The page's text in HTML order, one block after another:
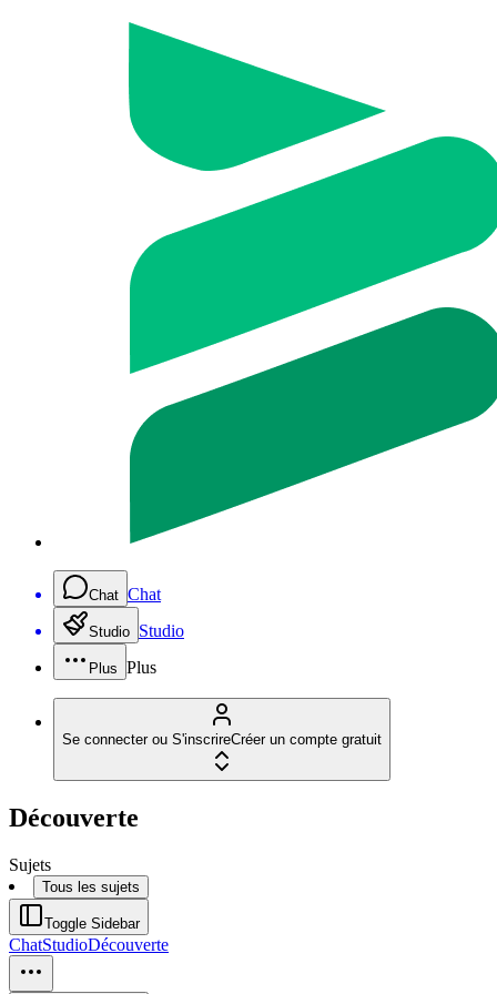
Chat Chat
Studio Studio
Plus Plus
Se connecter ou S'inscrireCréer un compte gratuit
Découverte
Sujets
Tous les sujets
Toggle Sidebar
ChatStudioDécouverte